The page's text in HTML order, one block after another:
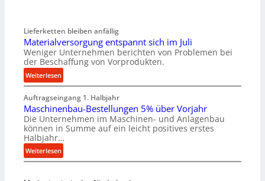
Lieferketten bleiben anfällig
Materialversorgung entspannt sich im Juli
Weniger Unternehmen berichten von Problemen bei
der Beschaffung von Vorprodukten.
Weiterlesen:
M
a
t
e
r
i
a
l
Auftragseingang 1. Halbjahr
Maschinenbau-Bestellungen 5% über Vorjahr
Die Unternehmen im Maschinen- und Anlagenbau
können in Summe auf ein leicht positives erstes
Halbjahr…
Weiterlesen:
M